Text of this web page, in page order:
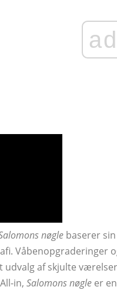
ad
nøgle baserer
Våbenopgraderinger
udvalg af skjulte
in, Salomons nøgle er